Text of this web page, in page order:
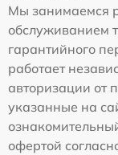
Мы занимаемся
обслуживанием
гарантийного
работает
авторизации от
указанные на
офертой